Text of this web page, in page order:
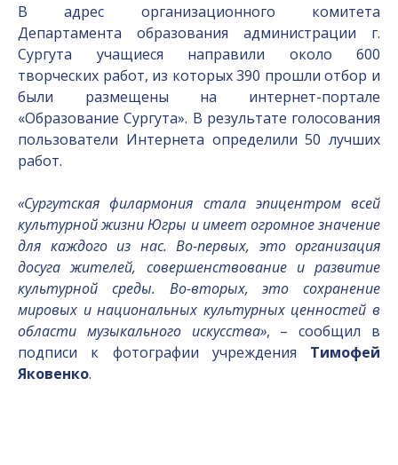
В адрес организационного комитета
Департамента образования администрации г.
Сургута учащиеся направили около 600
творческих работ, из которых 390 прошли отбор и
были размещены на интернет-портале
«Образование Сургута». В результате голосования
пользователи Интернета определили 50 лучших
работ.
«Сургутская филармония стала эпицентром всей
культурной жизни Югры и имеет огромное значение
для каждого из нас. Во-первых, это организация
досуга жителей, совершенствование и развитие
культурной среды. Во-вторых, это сохранение
мировых и национальных культурных ценностей в
области музыкального искусства», – сообщил в
подписи к фотографии учреждения Тимофей
Яковенко.